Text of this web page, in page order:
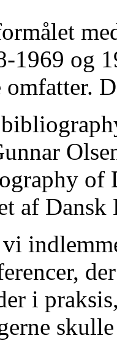
1969 og
of
af
i